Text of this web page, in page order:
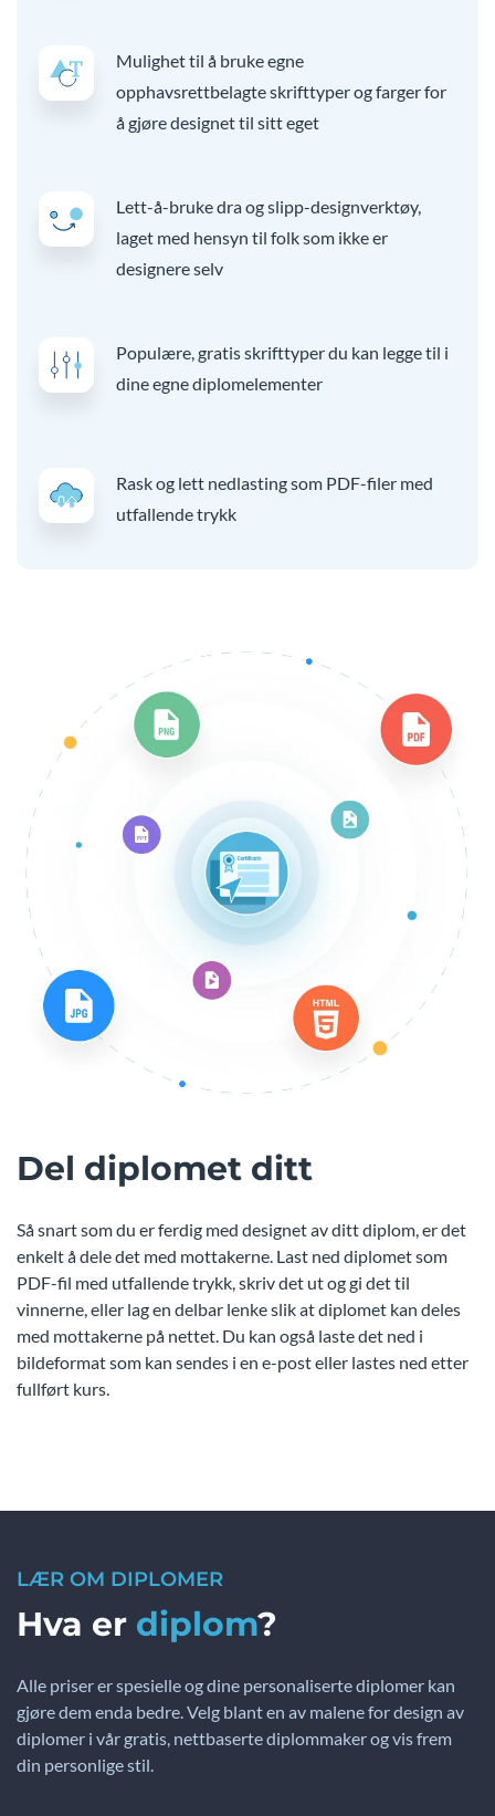
Mulighet til å bruke egne
opphavsrettbelagte skrifttyper og farger for
å gjøre designet til sitt eget
Lett-å-bruke dra og slipp-designverktøy,
laget med hensyn til folk som ikke er
designere selv
Populære, gratis skrifttyper du kan legge til i
dine egne diplomelementer
Rask og lett nedlasting som PDF-filer med
utfallende trykk
Del diplomet ditt
Så snart som du er ferdig med designet av ditt diplom, er det
enkelt å dele det med mottakerne. Last ned diplomet som
PDF-fil med utfallende trykk, skriv det ut og gi det til
vinnerne, eller lag en delbar lenke slik at diplomet kan deles
med mottakerne på nettet. Du kan også laste det ned i
bildeformat som kan sendes i en e-post eller lastes ned etter
fullført kurs.
LÆR OM DIPLOMER
Hva er diplom?
Alle priser er spesielle og dine personaliserte diplomer kan
gjøre dem enda bedre. Velg blant en av malene for design av
diplomer i vår gratis, nettbaserte diplommaker og vis frem
din personlige stil.